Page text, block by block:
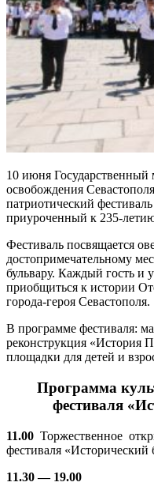
10 июня Государственный
освобождения
патриотический
приуроченный к 235-
Фестиваль посвящается
достопримечательному
бульвару. Каждый гость и
приобщиться к истории
города-героя Севастополя.
В программе фестиваля:
реконструкция «История
площадки для детей и
Программа
фестиваля
11.00 Торжественное
фестиваля «Исторический
11.30 — 19.00